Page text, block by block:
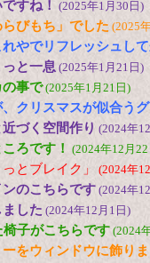
すね！ (2025年1月30日)
びもち」でした (2025
やでリフレッシュし
と一息 (2025年1月21日)
事で(2025年1月21日)
クリスマスが似合う
づく空間作り (2024年
ろです！ (2024年12月
とブレイク」 (2024年
のこちらです (2024年
した (2024年12月1日)
子がこちらです (2024
をウィンドウに飾り